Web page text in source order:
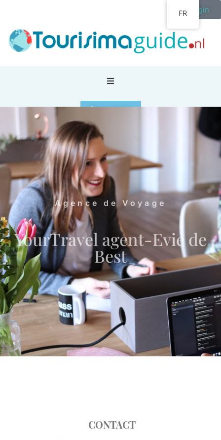
Login
Blog voyages
Home agence de voyage Agence de voyage
YourTravel agent-Evie de Best
Agence de Voyage
YourTravel agent-Evie de
Best
CONTACT
FR